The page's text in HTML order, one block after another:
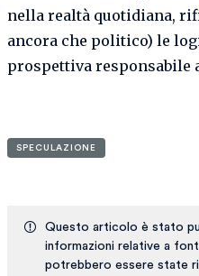
nella realtà quotidiana,
ancora che politico) le
prospettiva responsabile
SPECULAZIONE
Questo articolo è stato
informazioni relative a
potrebbero essere state